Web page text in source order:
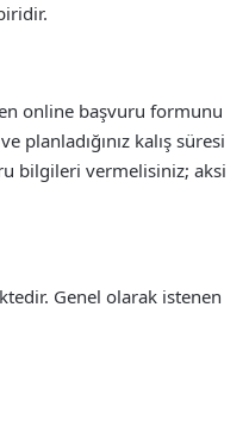
online başvuru formunu
planladığınız kalış süresi
bilgileri vermelisiniz; aksi
Genel olarak istenen